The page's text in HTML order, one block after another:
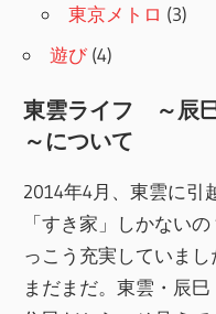
東京メトロ (3)
遊び (4)
東雲ライフ ～辰
～について
2014年4月、東雲に引
「すき家」しかない
っこう充実していま
まだまだ。東雲・辰